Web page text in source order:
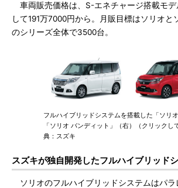
車両販売価格は、S-エネチャージ搭載モ
して191万7000円から。月販目標はソリオと
のシリーズ全体で3500台。
フルハイブリッドシステムを搭載した「ソリ
「ソリオ バンディット」（右）（クリックし
典：スズキ
スズキが独自開発したフルハイブリッド
ソリオのフルハイブリッドシステムはパラ